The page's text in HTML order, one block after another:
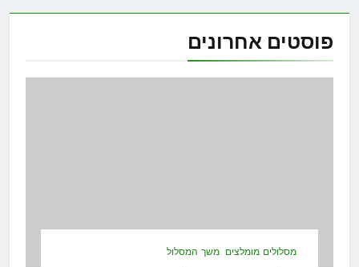
פוסטים אחרונים
מסלולים מומלצים משך המסלול